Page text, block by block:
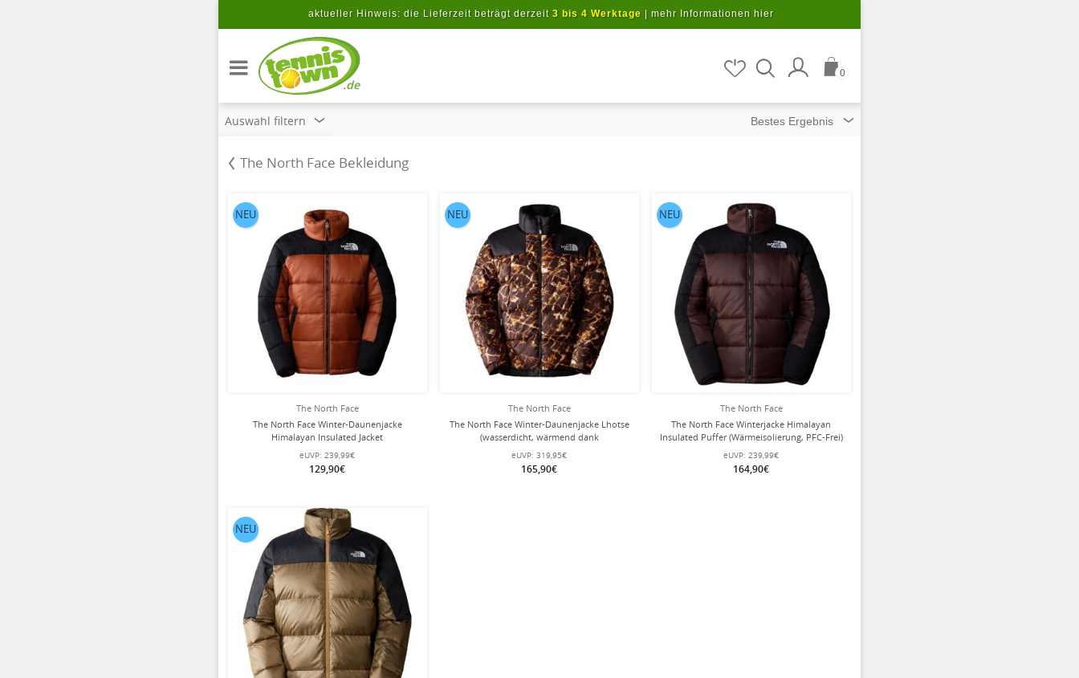
aktueller Hinweis: die Lieferzeit beträgt derzeit 3 bis 4 Werktage mehr Informationen hier
.de
0
Auswahl filtern
The North Face Bekleidung
The North Face
The North Face Winter-Daunenjacke
Himalayan Insulated Jacket
Herren
eUVP: 239,99€
129,90€
NEU
The North Face
The North Face Winter-Daunenjacke Lhotse
(wasserdicht, wärmend dank
eUVP: 319,95€
165,90€
NEU
The North Face
The North Face Winterjacke Himalayan
Insulated Puffer (Wärmeisolierung, PFC-Frei)
eUVP: 239,99€
164,90€
NEU
NEU